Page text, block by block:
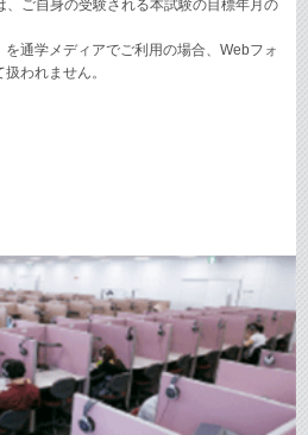
、ご自身の受験される本試験の目標年月の
通学メディアでご利用の場合、Webフォ
われません。